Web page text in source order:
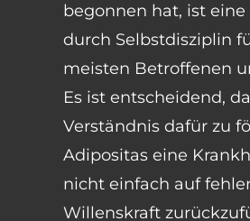
begonnen hat, ist
durch Selbstdisziplin
meisten Betroffenen
Es ist entscheidend,
Verständnis dafür zu
Adipositas eine
nicht einfach auf
Willenskraft